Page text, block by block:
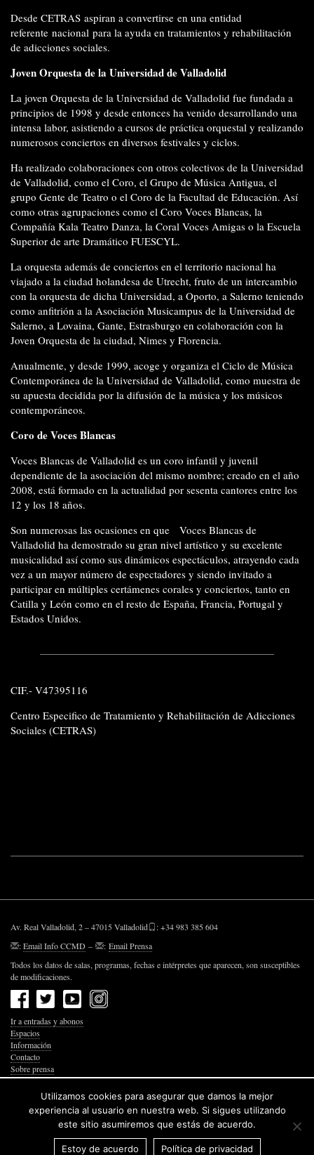
Desde CETRAS aspiran a convertirse en una entidad
referente nacional para la ayuda en tratamientos y rehabilitación
de adicciones sociales.
Joven Orquesta de la Universidad de Valladolid
La joven Orquesta de la Universidad de Valladolid fue fundada a
principios de 1998 y desde entonces ha venido desarrollando una
intensa labor, asistiendo a cursos de práctica orquestal y realizando
numerosos conciertos en diversos festivales y ciclos.
Ha realizado colaboraciones con otros colectivos de la Universidad
de Valladolid, como el Coro, el Grupo de Música Antigua, el
grupo Gente de Teatro o el Coro de la Facultad de Educación. Así
como otras agrupaciones como el Coro Voces Blancas, la
Compañía Kala Teatro Danza, la Coral Voces Amigas o la Escuela
Superior de arte Dramático FUESCYL.
La orquesta además de conciertos en el territorio nacional ha
viajado a la ciudad holandesa de Utrecht, fruto de un intercambio
con la orquesta de dicha Universidad, a Oporto, a Salerno teniendo
como anfitrión a la Asociación Musicampus de la Universidad de
Salerno, a Lovaina, Gante, Estrasburgo en colaboración con la
Joven Orquesta de la ciudad, Nimes y Florencia.
Anualmente, y desde 1999, acoge y organiza el Ciclo de Música
Contemporánea de la Universidad de Valladolid, como muestra de
su apuesta decidida por la difusión de la música y los músicos
contemporáneos.
Coro de Voces Blancas
Voces Blancas de Valladolid es un coro infantil y juvenil
dependiente de la asociación del mismo nombre; creado en el año
2008, está formado en la actualidad por sesenta cantores entre los
12 y los 18 años.
Son numerosas las ocasiones en que Voces Blancas de
Valladolid ha demostrado su gran nivel artístico y su excelente
musicalidad así como sus dinámicos espectáculos, atrayendo cada
vez a un mayor número de espectadores y siendo invitado a
participar en múltiples certámenes corales y conciertos, tanto en
Catilla y León como en el resto de España, Francia, Portugal y
Estados Unidos.
CIF.- V47395116
Centro Especifico de Tratamiento y Rehabilitación de Adicciones
Sociales (CETRAS)
Av. Real Valladolid, 2 – 47015 Valladolid
: +34 983 385 604
:Email Info CCMD – : Email Prensa
Todos los datos de salas, programas, fechas e intérpretes que aparecen, son susceptibles
de modificaciones.
Ir a entradas y abonos
Espacios
Información
Contacto
Sobre prensa
Política de Privacidad
Política de Cookies
Accesibilidad Web
Utilizamos cookies para asegurar que damos la mejor
experiencia al usuario en nuestra web. Si sigues utilizando
este sitio asumiremos que estás de acuerdo.
Estoy de acuerdo Política de privacidad